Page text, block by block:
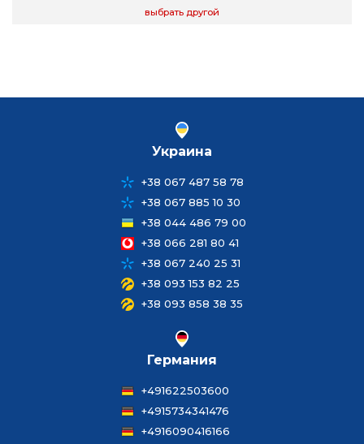
выбрать другой
Украина
+38 067 487 58 78
+38 067 885 10 30
+38 044 486 79 00
+38 066 281 80 41
+38 067 240 25 31
+38 093 153 82 25
+38 093 858 38 35
Германия
+491622503600
+4915734341476
+4916090416166